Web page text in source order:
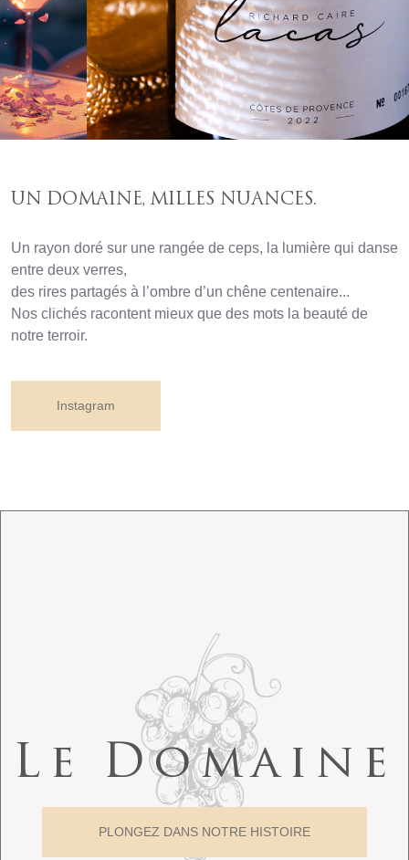
UN DOMAINE, MILLES NUANCES.
Un rayon doré sur une rangée de ceps, la lumière qui danse
entre deux verres,
des rires partagés à l’ombre d’un chêne centenaire...
Nos clichés racontent mieux que des mots la beauté de
notre terroir.
Instagram
Le Domaine
PLONGEZ DANS NOTRE HISTOIRE